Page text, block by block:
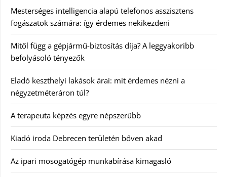
Mesterséges intelligencia alapú telefonos asszisztens
fogászatok számára: így érdemes nekikezdeni
Mitől függ a gépjármű-biztosítás díja? A leggyakoribb
befolyásoló tényezők
Eladó keszthelyi lakások árai: mit érdemes nézni a
négyzetméteráron túl?
A terapeuta képzés egyre népszerűbb
Kiadó iroda Debrecen területén bőven akad
Az ipari mosogatógép munkabírása kimagasló